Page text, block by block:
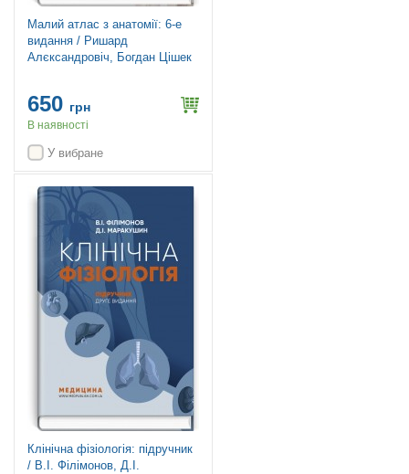
Малий атлас з анатомії: 6-е
видання / Ришард
Алєксандровіч, Богдан Цішек
650 грн
В наявності
У вибране
Клінічна фізіологія: підручник
/ В.I. Філімонов, Д.I.